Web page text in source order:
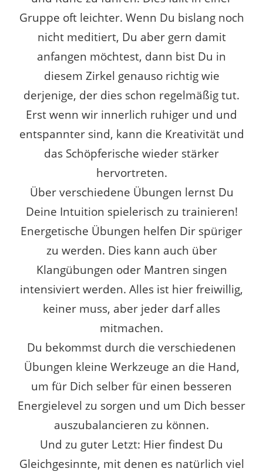
Gruppe oft leichter. Wenn Du bislang noch
nicht meditiert, Du aber gern damit
anfangen möchtest, dann bist Du in
diesem Zirkel genauso richtig wie
derjenige, der dies schon regelmäßig tut.
Erst wenn wir innerlich ruhiger und und
entspannter sind, kann die Kreativität und
das Schöpferische wieder stärker
hervortreten.
Über verschiedene Übungen lernst Du
Deine Intuition spielerisch zu trainieren!
Energetische Übungen helfen Dir spüriger
zu werden. Dies kann auch über
Klangübungen oder Mantren singen
intensiviert werden. Alles ist hier freiwillig,
keiner muss, aber jeder darf alles
mitmachen.
Du bekommst durch die verschiedenen
Übungen kleine Werkzeuge an die Hand,
um für Dich selber für einen besseren
Energielevel zu sorgen und um Dich besser
auszubalancieren zu können.
Und zu guter Letzt: Hier findest Du
Gleichgesinnte, mit denen es natürlich viel